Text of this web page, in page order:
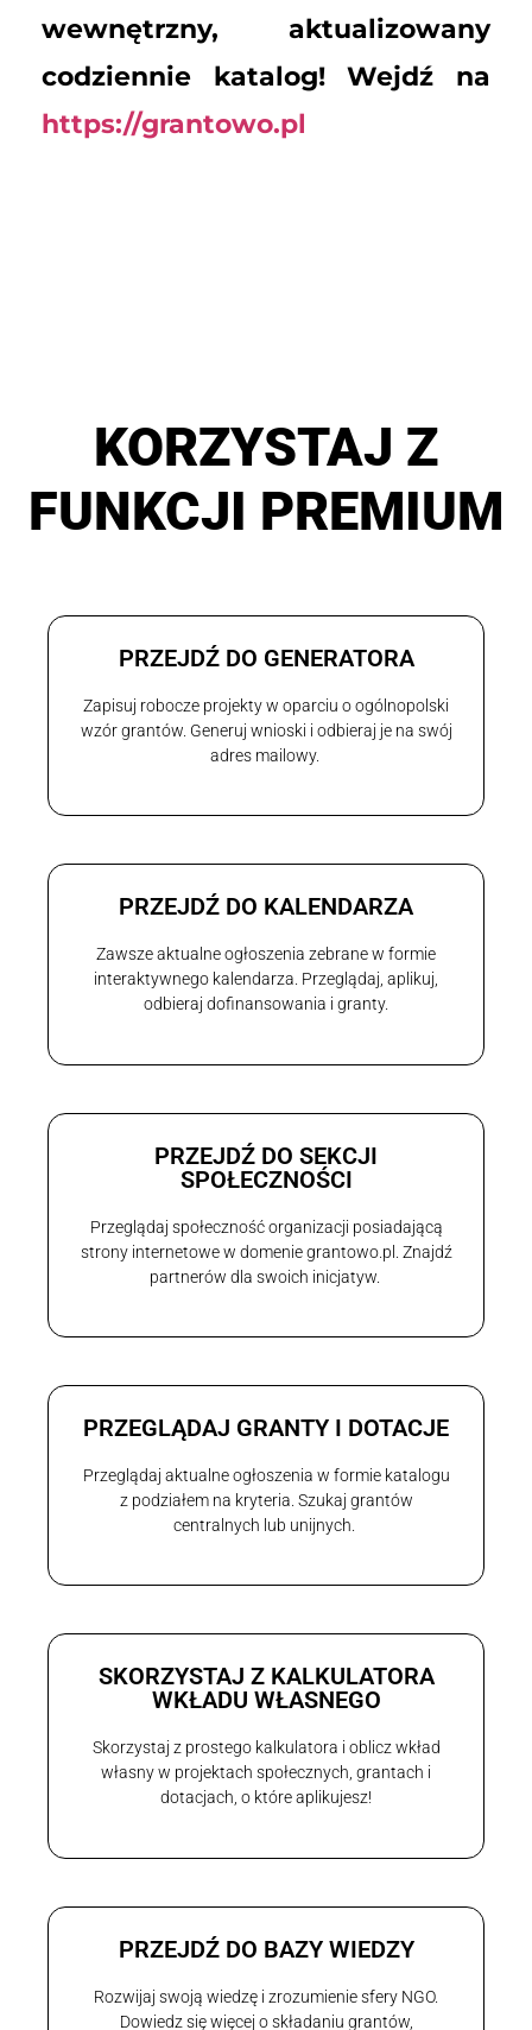
wewnętrzny, aktualizowany
codziennie katalog! Wejdź na
https://grantowo.pl
KORZYSTAJ Z
FUNKCJI PREMIUM
PRZEJDŹ DO GENERATORA
Zapisuj robocze projekty w oparciu o ogólnopolski
wzór grantów. Generuj wnioski i odbieraj je na swój
adres mailowy.
PRZEJDŹ DO KALENDARZA
Zawsze aktualne ogłoszenia zebrane w formie
interaktywnego kalendarza. Przeglądaj, aplikuj,
odbieraj dofinansowania i granty.
PRZEJDŹ DO SEKCJI
SPOŁECZNOŚCI
Przeglądaj społeczność organizacji posiadającą
strony internetowe w domenie grantowo.pl. Znajdź
partnerów dla swoich inicjatyw.
PRZEGLĄDAJ GRANTY I DOTACJE
Przeglądaj aktualne ogłoszenia w formie katalogu
z podziałem na kryteria. Szukaj grantów
centralnych lub unijnych.
SKORZYSTAJ Z KALKULATORA
WKŁADU WŁASNEGO
Skorzystaj z prostego kalkulatora i oblicz wkład
własny w projektach społecznych, grantach i
dotacjach, o które aplikujesz!
PRZEJDŹ DO BAZY WIEDZY
Rozwijaj swoją wiedzę i zrozumienie sfery NGO.
Dowiedz się więcej o składaniu grantów,